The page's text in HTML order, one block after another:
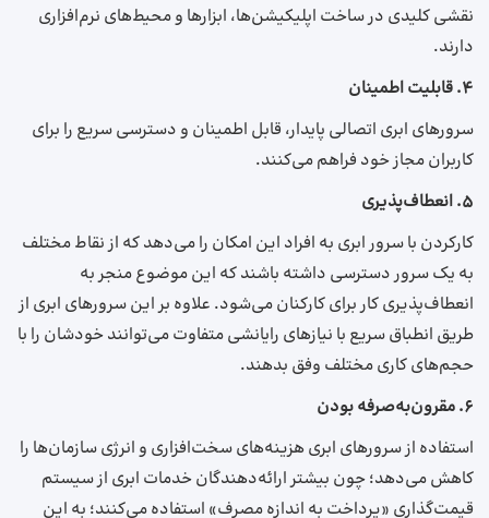
نقشی کلیدی در ساخت اپلیکیشن‌ها، ابزارها و محیط‌های نرم‌افزاری
دارند.
۴. قابلیت اطمینان
سرورهای ابری اتصالی پایدار، قابل‌ اطمینان و دسترسی‎ سریع را برای
کاربران مجاز خود فراهم می‌کنند.
۵. انعطاف‌پذیری
کارکردن با سرور ابری به افراد این امکان را می‌دهد که از نقاط مختلف
به یک سرور دسترسی داشته باشند که این موضوع منجر به
انعطاف‌پذیری کار برای کارکنان می‌شود. علاوه بر این سرورهای ابری از
طریق انطباق سریع با نیازهای رایانشی متفاوت می‌توانند خودشان را با
حجم‌های کاری مختلف وفق بدهند.
۶. مقرون‌به‌صرفه بودن
استفاده از سرورهای ابری هزینه‌های سخت‌افزاری و انرژی سازمان‌ها را
کاهش می‌دهد؛ چون بیشتر ارائه‌دهندگان خدمات ابری از سیستم
قیمت‌گذاری «پرداخت به اندازه مصرف» استفاده می‌کنند؛ به این